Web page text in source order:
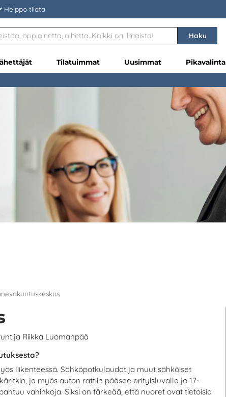
Helppo tilata
Haku
Tilatuimmat Uusimmat Pikavalinta
Riikka Luomanpää
liikenteessä. Sähköpotkulaudat ja muut sähköiset
ja myös auton rattiin pääsee erityisluvalla jo 17-
vahinkoja. Siksi on tärkeää, että nuoret ovat tietoisia